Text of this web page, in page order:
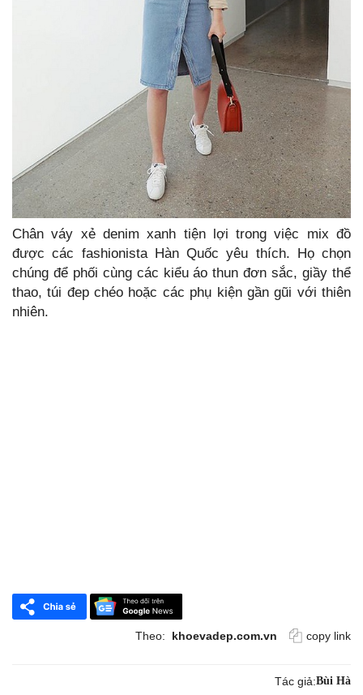
Chân váy xẻ denim xanh tiện lợi trong việc mix đồ
được các fashionista Hàn Quốc yêu thích. Họ chọn
chúng để phối cùng các kiểu áo thun đơn sắc, giầy thể
thao, túi đep chéo hoặc các phụ kiện gần gũi với thiên
nhiên.
Theo: khoevadep.com.vn copy link
Tác giả:Bùi Hà